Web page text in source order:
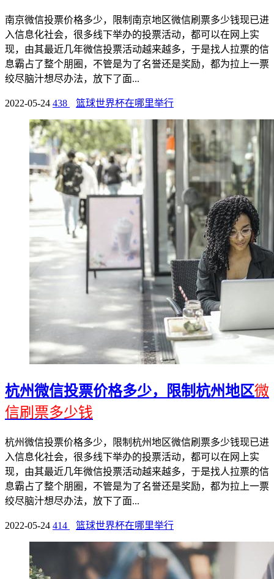
南京微信投票价格多少，限制南京地区微信刷票多少钱现已进
入信息化社会，很多线下举办的投票活动，都可以在网上实
现，由其最近几年微信投票活动越来越多，于是找人拉票的信
息霸占了整个朋圈，不管是为了名誉还是奖励，都为拉上一票
绞尽脑汁想尽办法，放下了面...
2022-05-24 438 篮球世界杯在哪里举行
杭州微信投票价格多少，限制杭州地区微
信刷票多少钱
杭州微信投票价格多少，限制杭州地区微信刷票多少钱现已进
入信息化社会，很多线下举办的投票活动，都可以在网上实
现，由其最近几年微信投票活动越来越多，于是找人拉票的信
息霸占了整个朋圈，不管是为了名誉还是奖励，都为拉上一票
绞尽脑汁想尽办法，放下了面...
2022-05-24 414 篮球世界杯在哪里举行